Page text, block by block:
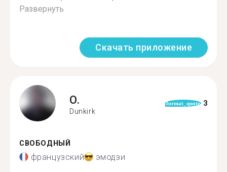
Развернуть
Скачать приложение
O.
Dunkirk
format_quote 3
СВОБОДНЫЙ
французский эмодзи